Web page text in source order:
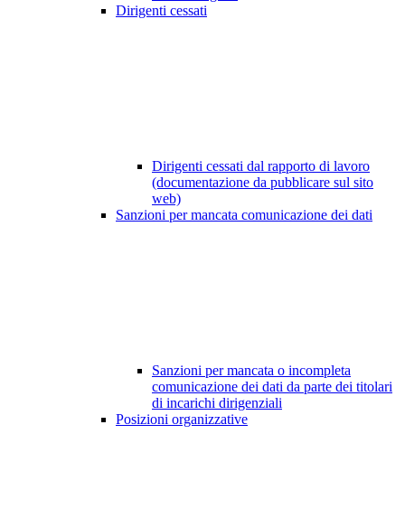
Dirigenti cessati
Dirigenti cessati dal rapporto di lavoro
(documentazione da pubblicare sul sito
web)
Sanzioni per mancata comunicazione dei dati
Sanzioni per mancata o incompleta
comunicazione dei dati da parte dei titolari
di incarichi dirigenziali
Posizioni organizzative